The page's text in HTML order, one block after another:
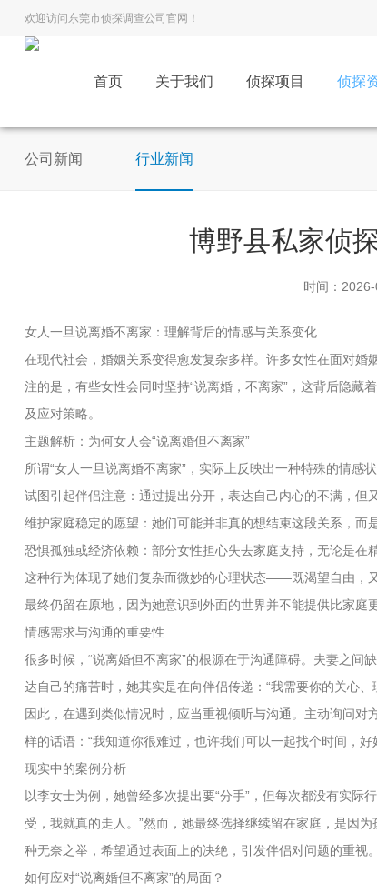
欢迎访问东莞市侦探调查公司官网！
首页 关于我们 侦探项目 侦探
公司新闻 行业新闻
博野县私家侦
时间：
女人一旦说离婚不离家：理解背后的情感与关系变化
在现代社会，婚姻关系变得愈发复杂多样。许多女性在面对婚
注的是，有些女性会同时坚持“说离婚，不离家”，这背后隐藏
及应对策略。
主题解析：为何女人会“说离婚但不离家”
所谓“女人一旦说离婚不离家”，实际上反映出一种特殊的情感
试图引起伴侣注意：通过提出分开，表达自己内心的不满，但
维护家庭稳定的愿望：她们可能并非真的想结束这段关系，而
恐惧孤独或经济依赖：部分女性担心失去家庭支持，无论是在
这种行为体现了她们复杂而微妙的心理状态——既渴望自由，
最终仍留在原地，因为她意识到外面的世界并不能提供比家庭
情感需求与沟通的重要性
很多时候，“说离婚但不离家”的根源在于沟通障碍。夫妻之
达自己的痛苦时，她其实是在向伴侣传递：“我需要你的关心、
因此，在遇到类似情况时，应当重视倾听与沟通。主动询问
样的话语：“我知道你很难过，也许我们可以一起找个时间，
现实中的案例分析
以李女士为例，她曾经多次提出要“分手”，但每次都没有实
受，我就真的走人。”然而，她最终选择继续留在家庭，是因
种无奈之举，希望通过表面上的决绝，引发伴侣对问题的重视。
如何应对“说离婚但不离家”的局面？